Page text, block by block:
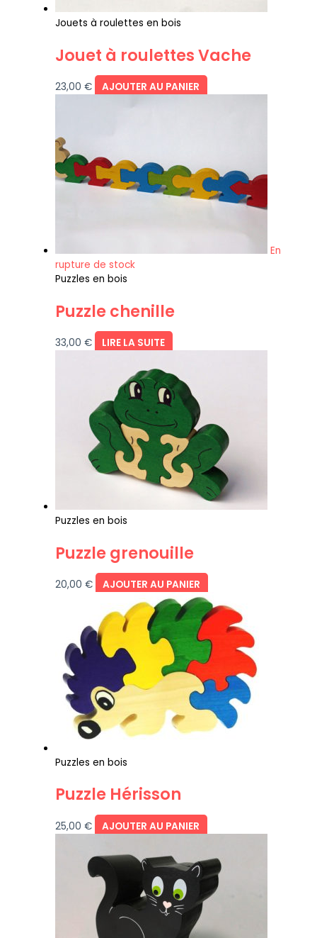
Jouets à roulettes en bois
Jouet à roulettes Vache
23,00 € AJOUTER AU PANIER
En
rupture de stock
Puzzles en bois
Puzzle chenille
33,00 € LIRE LA SUITE
Puzzles en bois
Puzzle grenouille
20,00 € AJOUTER AU PANIER
Puzzles en bois
Puzzle Hérisson
25,00 € AJOUTER AU PANIER